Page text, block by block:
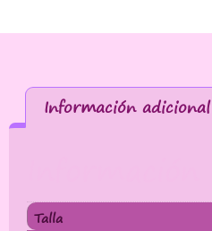
Información adicional
Talla